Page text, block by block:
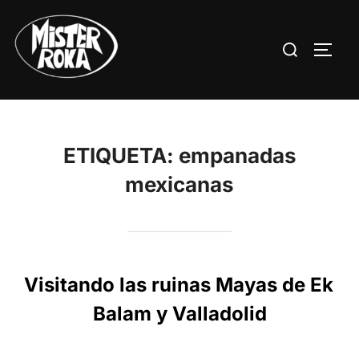
contenido
Buscar:
ETIQUETA: empanadas
mexicanas
Visitando las ruinas Mayas de Ek
Balam y Valladolid